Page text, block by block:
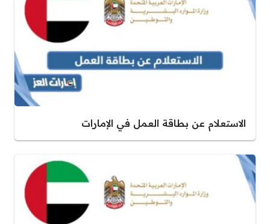
الاستعلام عن بطاقة العمل في الإمارات